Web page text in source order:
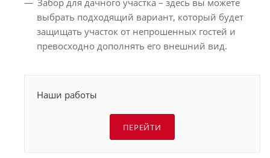
выбрать подходящий вариант, который будет
защищать участок от непрошенных гостей и
превосходно дополнять его внешний вид.
Наши работы
ПЕРЕЙТИ